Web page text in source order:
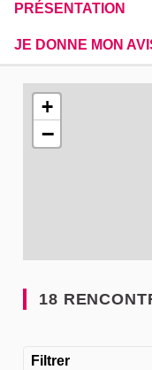
PRÉSENTATION
JE DONNE MON
L'élément suivant
+
−
18
Filtrer